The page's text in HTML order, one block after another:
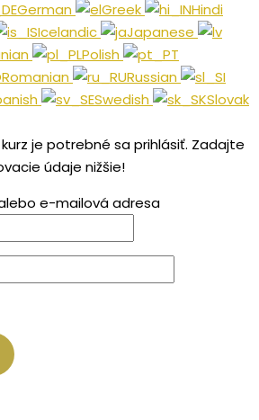
German Greek
Hindi
Icelandic
Japanese
Polish
Romanian
Russian
Swedish
Slovak
je potrebné sa prihlásiť. Zadajte
údaje nižšie!
e-mailová adresa